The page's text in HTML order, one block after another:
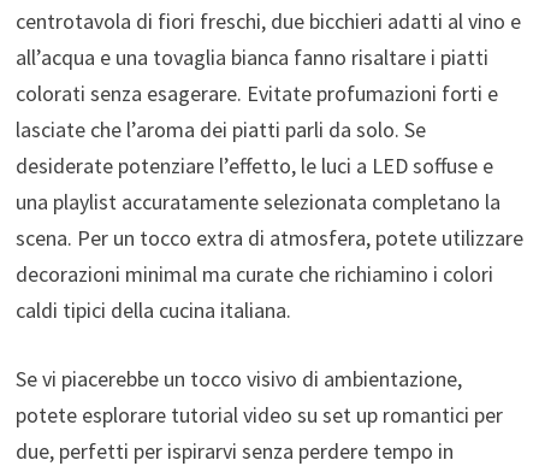
centrotavola di fiori freschi, due bicchieri adatti al vino e
all’acqua e una tovaglia bianca fanno risaltare i piatti
colorati senza esagerare. Evitate profumazioni forti e
lasciate che l’aroma dei piatti parli da solo. Se
desiderate potenziare l’effetto, le luci a LED soffuse e
una playlist accuratamente selezionata completano la
scena. Per un tocco extra di atmosfera, potete utilizzare
decorazioni minimal ma curate che richiamino i colori
caldi tipici della cucina italiana.
Se vi piacerebbe un tocco visivo di ambientazione,
potete esplorare tutorial video su set up romantici per
due, perfetti per ispirarvi senza perdere tempo in